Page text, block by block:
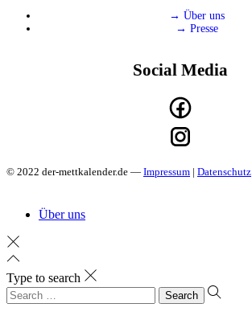
→ Über uns
→ Presse
Social Media
© 2022 der-mettkalender.de — Impressum | Datenschutz
Über uns
Type to search
Search
for: